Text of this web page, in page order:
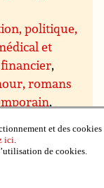
politique,
et
,
romans
,
,Fiction
et des cookies
ici.
de cookies.